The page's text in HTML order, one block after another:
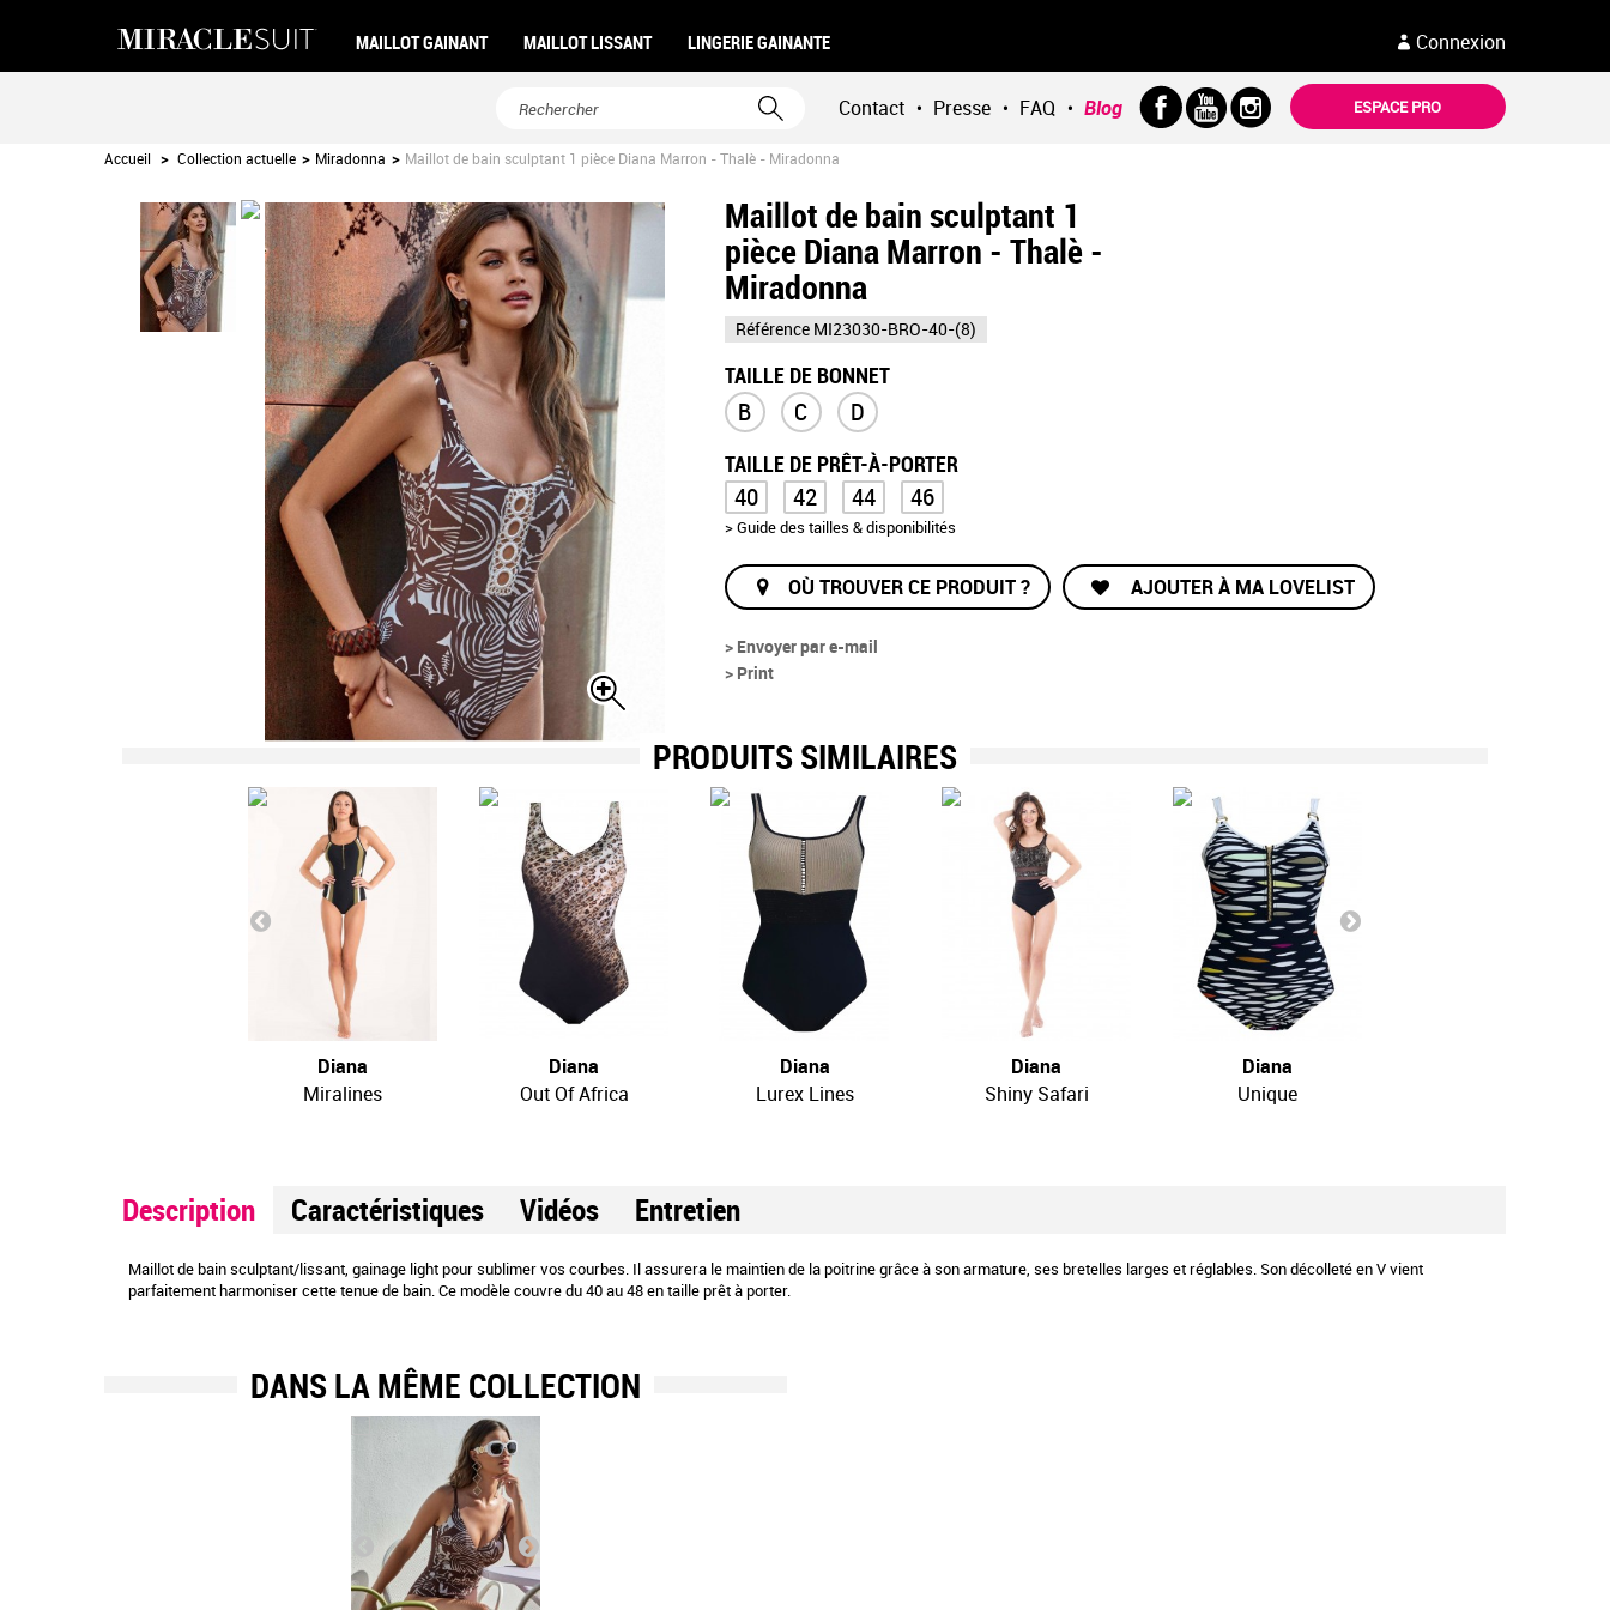
MAILLOT GAINANT MAILLOT LISSANT LINGERIE GAINANTE Connexion
Contact • Presse • FAQ • Blog ESPACE PRO
Accueil > Collection actuelle > Miradonna > Maillot de bain sculptant 1 pièce Diana Marron - Thalè - Miradonna
Maillot de bain sculptant 1
pièce Diana Marron - Thalè -
Miradonna
Référence MI23030-BRO-40-(8)
TAILLE DE BONNET
B C D
TAILLE DE PRÊT-À-PORTER
40 42 44 46
> Guide des tailles & disponibilités
OÙ TROUVER CE PRODUIT ? AJOUTER À MA LOVELIST
> Envoyer par e-mail
> Print
PRODUITS SIMILAIRES
Diana
Miralines
Diana
Out Of Africa
Diana
Lurex Lines
Diana
Shiny Safari
Diana
Unique
Description Caractéristiques Vidéos Entretien
Maillot de bain sculptant/lissant, gainage light pour sublimer vos courbes. Il assurera le maintien de la poitrine grâce à son armature, ses bretelles larges et réglables. Son décolleté en V vient
parfaitement harmoniser cette tenue de bain. Ce modèle couvre du 40 au 48 en taille prêt à porter.
DANS LA MÊME COLLECTION